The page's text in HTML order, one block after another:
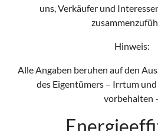
uns, Verkäufer und
Hinweis:
Alle Angaben beruhen auf den
des Eigentümers – Irrtum
vorbehalten